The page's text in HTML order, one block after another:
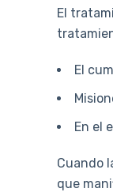
El
El
En el
Cuando
que